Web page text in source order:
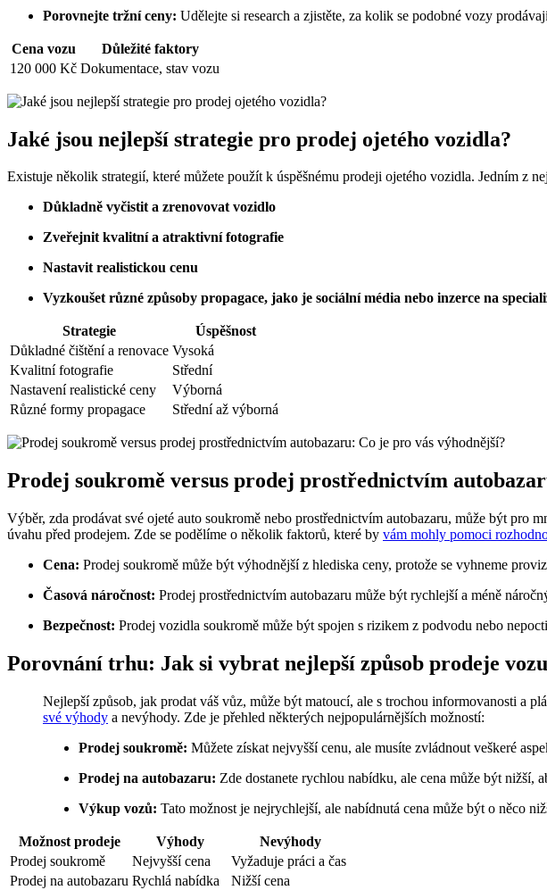
Porovnejte tržní ceny: Udělejte si research a zjistěte, za kolik se podobné vozy
Cena vozu
Důležité faktory
120 000 Kč Dokumentace, stav vozu
Jaké jsou nejlepší strategie pro prodej ojetého vozidla?
Existuje několik strategií, které můžete použít k úspěšnému prodeji ojetého vozidla. Jedním z
Důkladně vyčistit a zrenovovat vozidlo
Zveřejnit kvalitní a atraktivní fotografie
Nastavit realistickou cenu
Vyzkoušet různé způsoby propagace, jako je sociální média nebo inzerce na
Strategie
Úspěšnost
Důkladné čištění a renovace Vysoká
Kvalitní fotografie
Střední
Nastavení realistické ceny
Výborná
Různé formy propagace
Střední až výborná
Prodej soukromě versus prodej prostřednictvím
Výběr, zda prodávat své ojeté auto soukromě nebo prostřednictvím autobazaru, může být
úvahu před prodejem. Zde se podělíme o několik faktorů, které by vám mohly pomoci
Cena: Prodej soukromě může být výhodnější z hlediska ceny, protože se vyhneme
Časová náročnost: Prodej prostřednictvím autobazaru může být rychlejší a méně
Bezpečnost: Prodej vozidla soukromě může být spojen s rizikem z podvodu nebo
Porovnání trhu: Jak si vybrat nejlepší způsob prodeje
Nejlepší způsob, jak prodat váš vůz, může být matoucí, ale s trochou informovanosti a
své výhody a nevýhody. Zde je přehled některých nejpopulárnějších možností:
Prodej soukromě: Můžete získat nejvyšší cenu, ale musíte zvládnout veškeré
Prodej na autobazaru: Zde dostanete rychlou nabídku, ale cena může být nižší,
Výkup vozů: Tato možnost je nejrychlejší, ale nabídnutá cena může být o něco
Možnost prodeje Výhody
Nevýhody
Prodej soukromě
Nejvyšší cena
Vyžaduje práci a čas
Prodej na autobazaru Rychlá nabídka
Nižší cena